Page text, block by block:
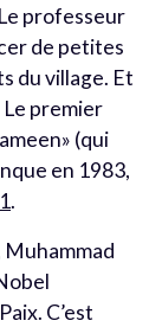
professeur
de petites
du village. Et
premier
(qui
en 1983,
1.
Muhammad
C’est